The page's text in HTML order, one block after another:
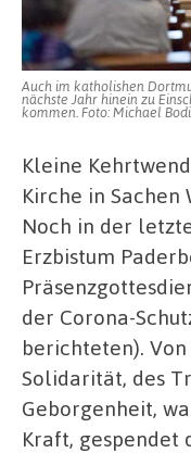
Auch im katholishen
nächste Jahr hinein zu
kommen. Foto: Michael
Kleine
Kirche in Sachen
Noch in der
Erzbistum
der Corona-
berichteten).
Solidarität, des
Geborgenheit,
Kraft, gespendet